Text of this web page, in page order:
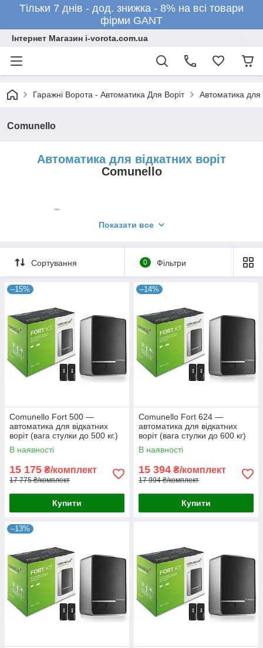
Тільки 7 днів - дод. знижка - 8% на всі товари
фірми GANT
Інтернет Магазин i-vorota.com.ua
Гаражні Ворота - Автоматика Для Воріт Автоматика для
Comunello
Автоматика для відкатних воріт
Comunello
Показати все
Сортування 0 Фільтри
–15%
Comunello Fort 500 —
автоматика для відкатних
воріт (вага стулки до 500 кг.)
В наявності
15 175 ₴/комплект
17 775 ₴/комплект
Купити
–14%
Comunello Fort 624 —
автоматика для відкатних
воріт (вага стулки до 600 кг)
В наявності
15 394 ₴/комплект
17 994 ₴/комплект
Купити
–13%